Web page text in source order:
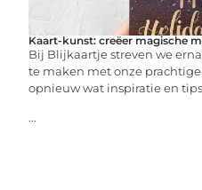
Kaart-kunst: creëer magische
Bij Blijkaartje streven we
te maken met onze
opnieuw wat inspiratie en
...